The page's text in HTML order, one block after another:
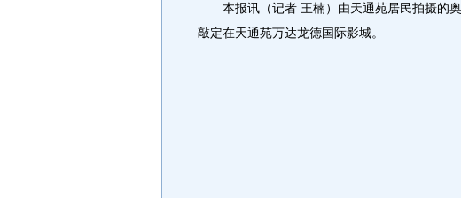
本报讯（记者 王楠）由天通苑居民拍摄的奥
敲定在天通苑万达龙德国际影城。